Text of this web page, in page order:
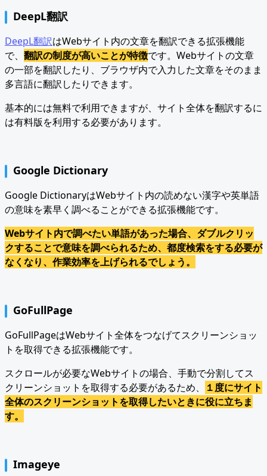
DeepL翻訳
DeepL翻訳はWebサイト内の文章を翻訳できる拡張機能
で、 翻訳の制度が高いことが特徴です。Webサイトの文章
の一部を翻訳したり、ブラウザ内で入力した文章をそのまま
多言語に翻訳したりできます。
基本的には無料で利用できますが、サイト全体を翻訳するに
は有料版を利用する必要があります。
Google Dictionary
Google DictionaryはWebサイト内の読めない漢字や英単語
の意味を素早く調べることができる拡張機能です。
Webサイト内で調べたい単語があった場合、ダブルクリッ
クすることで意味を調べられるため、都度検索をする必要が
なくなり、作業効率を上げられるでしょう。
GoFullPage
GoFullPageはWebサイト全体をつなげてスクリーンショッ
トを取得できる拡張機能です。
スクロールが必要なWebサイトの場合、手動で分割してス
クリーンショットを取得する必要があるため、
１度にサイト
全体のスクリーンショットを取得したいときに役に立ちま
す。
Imageye